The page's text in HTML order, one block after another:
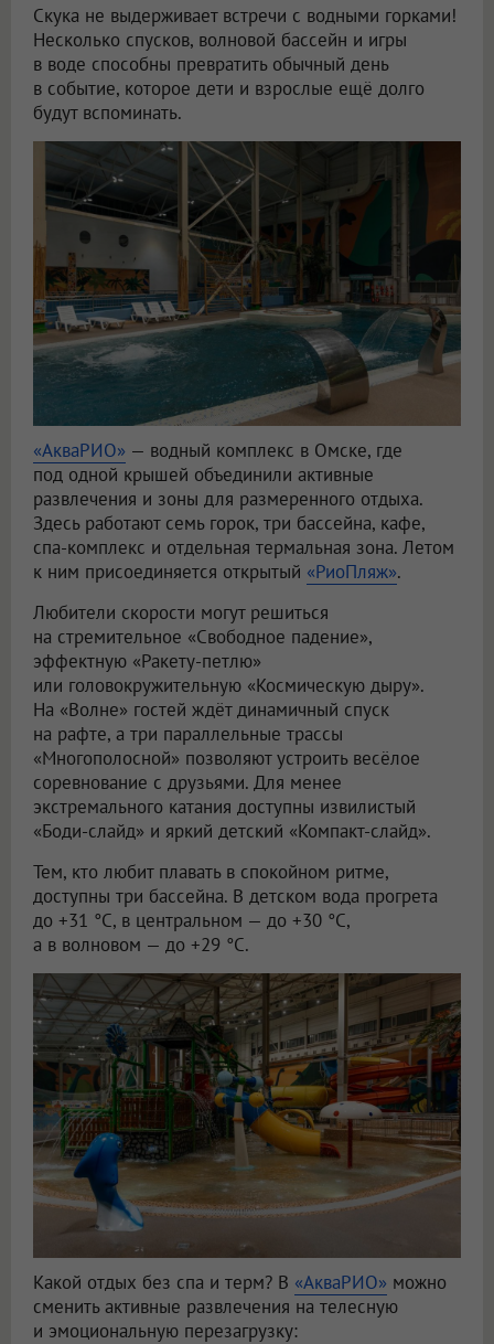
Скука не выдерживает встречи с водными горками!
Несколько спусков, волновой бассейн и игры
в воде способны превратить обычный день
в событие, которое дети и взрослые ещё долго
будут вспоминать.
«АкваРИО» — водный комплекс в Омске, где
под одной крышей объединили активные
развлечения и зоны для размеренного отдыха.
Здесь работают семь горок, три бассейна, кафе,
спа-комплекс и отдельная термальная зона. Летом
к ним присоединяется открытый «РиоПляж».
Любители скорости могут решиться
на стремительное «Свободное падение»,
эффектную «Ракету-петлю»
или головокружительную «Космическую дыру».
На «Волне» гостей ждёт динамичный спуск
на рафте, а три параллельные трассы
«Многополосной» позволяют устроить весёлое
соревнование с друзьями. Для менее
экстремального катания доступны извилистый
«Боди-слайд» и яркий детский «Компакт-слайд».
Тем, кто любит плавать в спокойном ритме,
доступны три бассейна. В детском вода прогрета
до +31 °C, в центральном — до +30 °C,
а в волновом — до +29 °C.
Какой отдых без спа и терм? В «АкваРИО» можно
сменить активные развлечения на телесную
и эмоциональную перезагрузку: